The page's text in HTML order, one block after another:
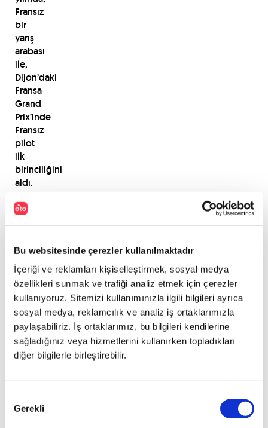
Bu websitesinde çerezler kullanılmaktadır
İçeriği ve reklamları kişiselleştirmek, sosyal medya
özellikleri sunmak ve trafiği analiz etmek için çerezler
kullanıyoruz. Sitemizi kullanımınızla ilgili bilgileri ayrıca
sosyal medya, reklamcılık ve analiz iş ortaklarımızla
paylaşabiliriz. İş ortaklarımız, bu bilgileri kendilerine
sağladığınız veya hizmetlerini kullanırken topladıkları
diğer bilgilerle birleştirebilir.
Seçimi
Gerekli
Fransız
bir
yarış
arabası
ile,
Dijon’daki
Fransa
Grand
Prix’inde
Fransız
pilot
ilk
birinciliğini
aldı.
Prost’a
zafer
serisine
başlamasını
sağlayan
en
önemli
faktör,
düşünme
biçimini
Daha
yalnızca